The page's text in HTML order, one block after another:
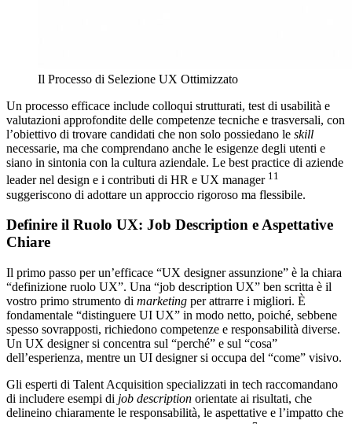
Il Processo di Selezione UX Ottimizzato
Un processo efficace include colloqui strutturati, test di usabilità e
valutazioni approfondite delle competenze tecniche e trasversali, con
l’obiettivo di trovare candidati che non solo possiedano le skill
necessarie, ma che comprendano anche le esigenze degli utenti e
siano in sintonia con la cultura aziendale. Le best practice di aziende
leader nel design e i contributi di HR e UX manager 11
suggeriscono di adottare un approccio rigoroso ma flessibile.
Definire il Ruolo UX: Job Description e Aspettative
Chiare
Il primo passo per un’efficace “UX designer assunzione” è la chiara
“definizione ruolo UX”. Una “job description UX” ben scritta è il
vostro primo strumento di marketing per attrarre i migliori. È
fondamentale “distinguere UI UX” in modo netto, poiché, sebbene
spesso sovrapposti, richiedono competenze e responsabilità diverse.
Un UX designer si concentra sul “perché” e sul “cosa”
dell’esperienza, mentre un UI designer si occupa del “come” visivo.
Gli esperti di Talent Acquisition specializzati in tech raccomandano
di includere esempi di job description orientate ai risultati, che
delineino chiaramente le responsabilità, le aspettative e l’impatto che